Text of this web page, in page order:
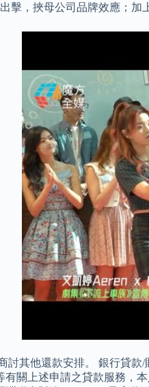
擊，挾母公司品牌效應；
其他還款安排。 銀行貸
關上述申請之貸款服務，